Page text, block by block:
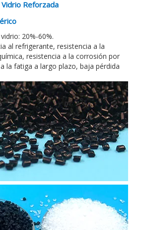
Reforzada
20%-60%.
al refrigerante, resistencia a la
resistencia a la corrosión por
la fatiga a largo plazo, baja pérdida